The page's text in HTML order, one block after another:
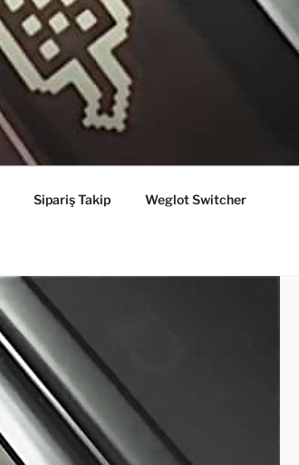
Sipariş Takip Weglot Switcher